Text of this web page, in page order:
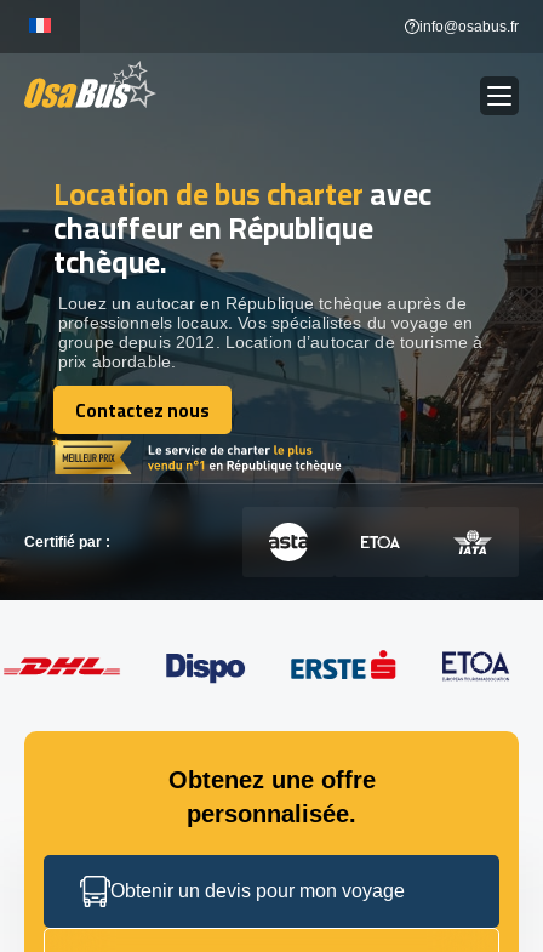
content
info@osabus.fr
LOCATION DE BUS
DESTINATIONS
OUR VÉHICULES
CONTACTEZ-NOUS
CONTACTEZ-NOUS
Location de bus charteravec
chauffeur en République
tchèque.
Louez un autocar en République tchèque auprès de
professionnels locaux. Vos spécialistes du voyage en
groupe depuis 2012. Location d’autocar de tourisme à
prix abordable.
Contactez nous
Contactez nous
Certifié par :
Obtenez une offre
personnalisée.
Obtenir un devis pour mon voyage